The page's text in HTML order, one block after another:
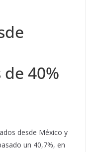
40%
desde México y
un 40,7%, en